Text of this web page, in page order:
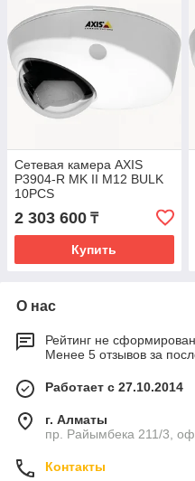
Сетевая камера AXIS
P3904-R MK II M12 BULK
10PCS
2 303 600 ₸
Купить
О нас
Рейтинг не сформирован
Менее 5 отзывов за
Работает с 27.10.2014
г. Алматы
пр. Райымбека 211/3,
Контакты